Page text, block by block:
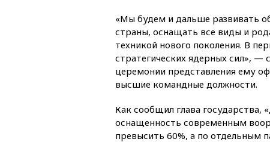
«Мы будем и дальше развивать
страны, оснащать все виды и
техникой нового поколения. В
стратегических ядерных сил», —
церемонии представления ему
высшие командные должности.
Как сообщил глава государства,
оснащенность современным
превысить 60%, а по отдельным